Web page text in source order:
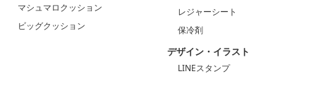
マシュマロクッション
ビッグクッション
レジャーシート
保冷剤
デザイン・イラスト
LINEスタンプ